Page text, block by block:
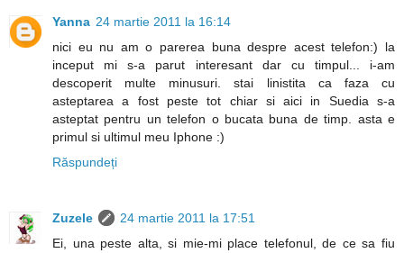
Yanna 24 martie 2011 la 16:14
nici eu nu am o parerea buna despre acest telefon:) la
inceput mi s-a parut interesant dar cu timpul... i-am
descoperit multe minusuri. stai linistita ca faza cu
asteptarea a fost peste tot chiar si aici in Suedia s-a
asteptat pentru un telefon o bucata buna de timp. asta e
primul si ultimul meu Iphone :)
Răspundeți
Zuzele
24 martie 2011 la 17:51
Ei, una peste alta, si mie-mi place telefonul, de ce sa fiu